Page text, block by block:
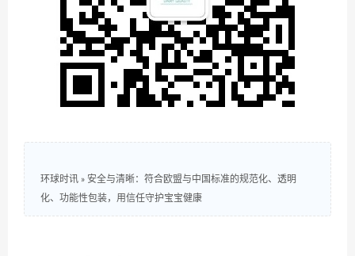
环球时讯 » 安全与清晰：符合欧盟与中国标准的规范化、透明
化、功能性包装，用信任守护宝宝健康